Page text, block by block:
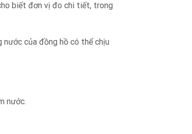
biết đơn vị đo chi tiết, trong
nước của đồng hồ có thể chịu
nước.